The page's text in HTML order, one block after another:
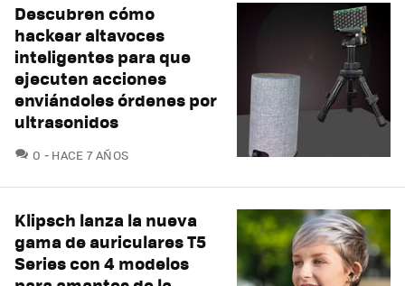
Descubren cómo
hackear altavoces
inteligentes para que
ejecuten acciones
enviándoles órdenes por
ultrasonidos
0 COMENTARIOS
HACE 7 AÑOS
Klipsch lanza la nueva
gama de auriculares T5
Series con 4 modelos